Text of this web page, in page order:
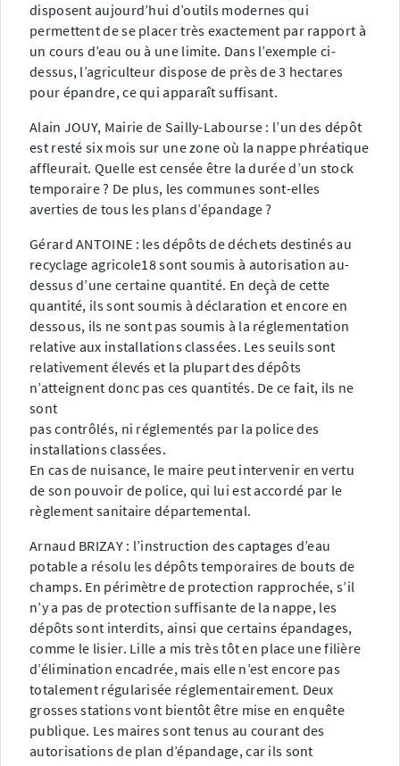
disposent aujourd’hui d’outils modernes qui
permettent de se placer très exactement par rapport à
un cours d’eau ou à une limite. Dans l’exemple ci-
dessus, l’agriculteur dispose de près de 3 hectares
pour épandre, ce qui apparaît suffisant.
Alain JOUY, Mairie de Sailly-Labourse : l’un des dépôt
est resté six mois sur une zone où la nappe phréatique
affleurait. Quelle est censée être la durée d’un stock
temporaire ? De plus, les communes sont-elles
averties de tous les plans d’épandage ?
Gérard ANTOINE : les dépôts de déchets destinés au
recyclage agricole18 sont soumis à autorisation au-
dessus d’une certaine quantité. En deçà de cette
quantité, ils sont soumis à déclaration et encore en
dessous, ils ne sont pas soumis à la réglementation
relative aux installations classées. Les seuils sont
relativement élevés et la plupart des dépôts
n’atteignent donc pas ces quantités. De ce fait, ils ne
sont
pas contrôlés, ni réglementés par la police des
installations classées.
En cas de nuisance, le maire peut intervenir en vertu
de son pouvoir de police, qui lui est accordé par le
règlement sanitaire départemental.
Arnaud BRIZAY : l’instruction des captages d’eau
potable a résolu les dépôts temporaires de bouts de
champs. En périmètre de protection rapprochée, s’il
n’y a pas de protection suffisante de la nappe, les
dépôts sont interdits, ainsi que certains épandages,
comme le lisier. Lille a mis très tôt en place une filière
d’élimination encadrée, mais elle n’est encore pas
totalement régularisée réglementairement. Deux
grosses stations vont bientôt être mise en enquête
publique. Les maires sont tenus au courant des
autorisations de plan d’épandage, car ils sont